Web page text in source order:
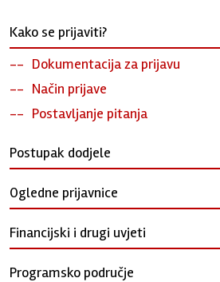
Kako se prijaviti?
Dokumentacija za prijavu
Način prijave
Postavljanje pitanja
Postupak dodjele
Ogledne prijavnice
Financijski i drugi uvjeti
Programsko područje